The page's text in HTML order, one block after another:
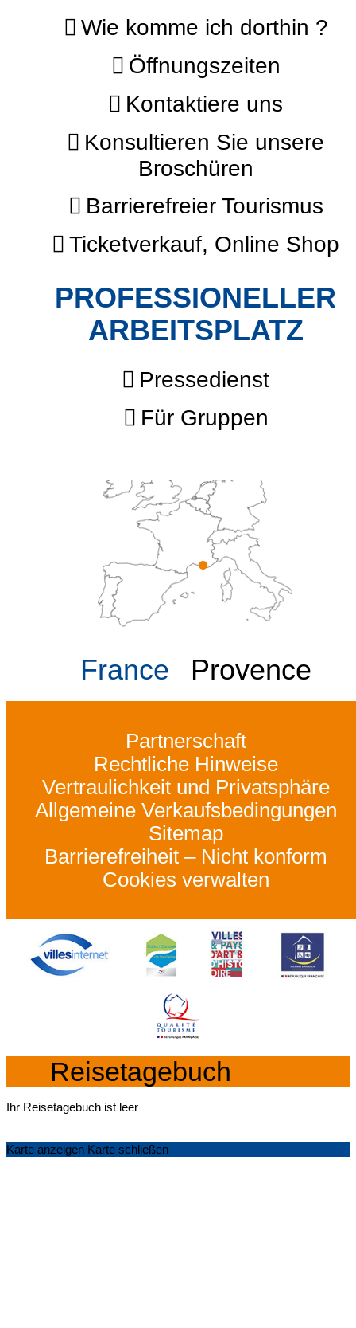
Wie komme ich dorthin ?
Öffnungszeiten
Kontaktiere uns
Konsultieren Sie unsere
Broschüren
Barrierefreier Tourismus
Ticketverkauf, Online Shop
PROFESSIONELLER
ARBEITSPLATZ
Pressedienst
Für Gruppen
France Provence
Partnerschaft
Rechtliche Hinweise
Vertraulichkeit und Privatsphäre
Allgemeine Verkaufsbedingungen
Sitemap
Barrierefreiheit – Nicht konform
Cookies verwalten
Reisetagebuch
Ihr Reisetagebuch ist leer
Karte anzeigen Karte schließen